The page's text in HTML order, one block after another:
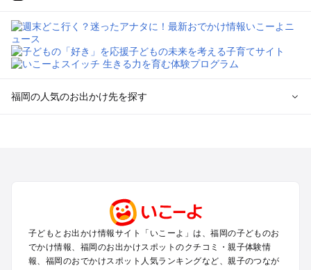
福岡の人気のお出かけ先を探す
柳川・八女・筑後のプールお出かけ
糸島・前原のプールお出かけ
太宰府・宗像のプールお出かけ
子どもとお出かけ情報サイト「いこーよ」は、福岡の子どものお
でかけ情報、福岡のお出かけスポットのクチコミ・親子体験情
報、福岡のおでかけスポット人気ランキングなど、親子のつなが